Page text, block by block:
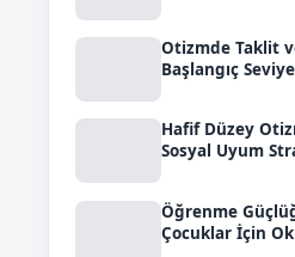
Otizmde Taklit
Başlangıç
Hafif Düzey
Sosyal Uyum
Öğrenme
Çocuklar İçin